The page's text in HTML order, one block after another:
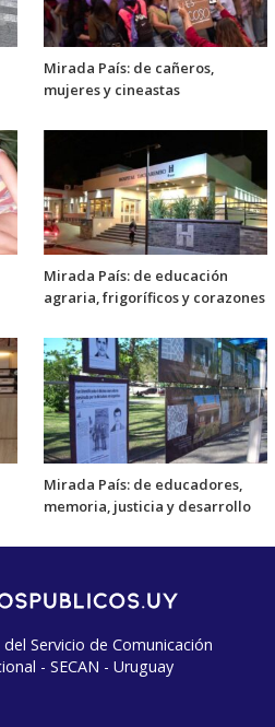
Mirada País: de cañeros,
mujeres y cineastas
Mirada País: de educación
agraria, frigoríficos y corazones
Mirada País: de educadores,
memoria, justicia y desarrollo
Servicio de Comunicación
- SECAN - Uruguay